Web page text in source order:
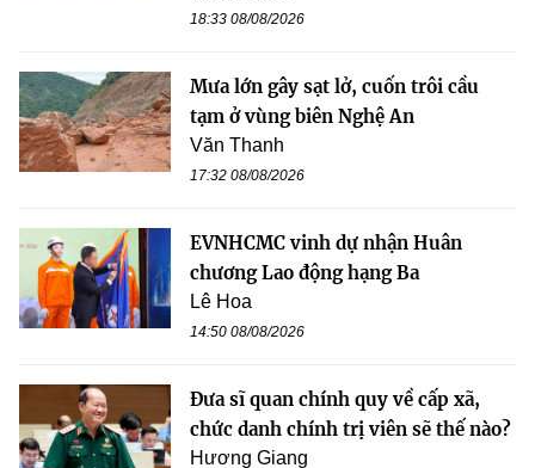
18:33 08/08/2026
Mưa lớn gây sạt lở, cuốn trôi cầu
tạm ở vùng biên Nghệ An
Văn Thanh
17:32 08/08/2026
EVNHCMC vinh dự nhận Huân
chương Lao động hạng Ba
Lê Hoa
14:50 08/08/2026
Đưa sĩ quan chính quy về cấp xã,
chức danh chính trị viên sẽ thế nào?
Hương Giang